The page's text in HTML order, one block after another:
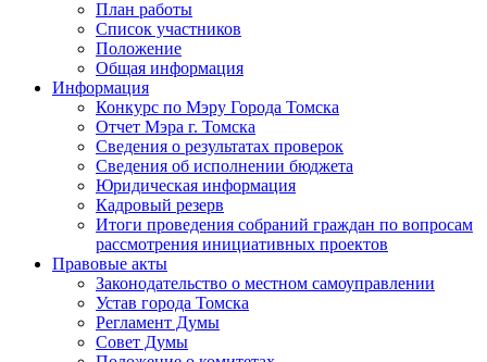
План работы
Список участников
Положение
Общая информация
Информация
Конкурс по Мэру Города Томска
Отчет Мэра г. Томска
Сведения о результатах проверок
Сведения об исполнении бюджета
Юридическая информация
Кадровый резерв
Итоги проведения собраний граждан по вопросам
рассмотрения инициативных проектов
Правовые акты
Законодательство о местном самоуправлении
Устав города Томска
Регламент Думы
Совет Думы